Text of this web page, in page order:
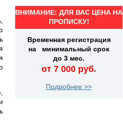
ВНИМАНИЕ: ДЛЯ ВАС ЦЕНА НА
ПРОПИСКУ!
Временная регистрация
на минимальный срок
до 3 мес.
от 7 000 руб.
Подробнее >>